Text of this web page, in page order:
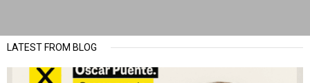
LATEST FROM BLOG